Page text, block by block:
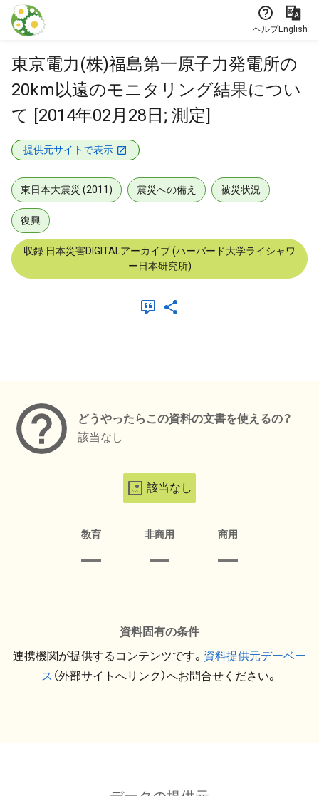
本文に飛ぶ
ヘルプEnglish
東京電力(株)福島第一原子力発電所の
20km以遠のモニタリング結果につい
て [2014年02月28日; 測定]
提供元サイトで表示
東日本大震災 (2011) 震災への備え 被災状況
復興
収録:日本災害DIGITALアーカイブ (ハーバード大学ライシャワ
ー日本研究所)
どうやったらこの資料の文書を使えるの？
該当なし
該当なし
教育 非商用 商用
資料固有の条件
連携機関が提供するコンテンツです。 資料提供元デーベー
ス （外部サイトへリンク）へお問合せください。